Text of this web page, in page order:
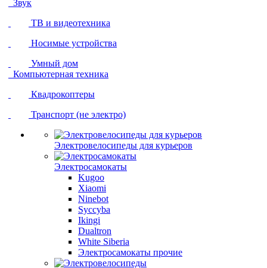
Звук
ТВ и видеотехника
Носимые устройства
Умный дом
Компьютерная техника
Квадрокоптеры
Транспорт (не электро)
Электровелосипеды для курьеров
Электросамокаты
Kugoo
Xiaomi
Ninebot
Syccyba
Ikingi
Dualtron
White Siberia
Электросамокаты прочие